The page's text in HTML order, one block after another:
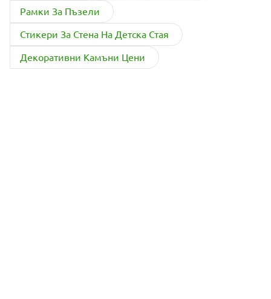
Рамки За Пъзели
Стикери За Стена На Детска Стая
Декоративни Камъни Цени